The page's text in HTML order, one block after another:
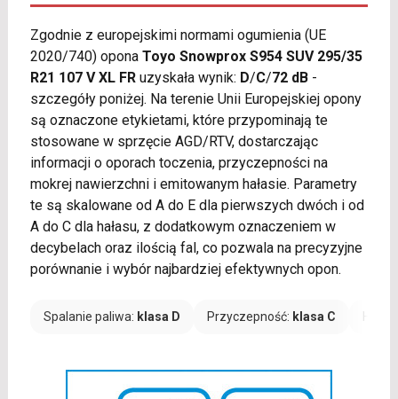
Zgodnie z europejskimi normami ogumienia (UE
2020/740) opona Toyo Snowprox S954 SUV 295/35
R21 107 V XL FRuzyskała wynik: D/C/72 dB-
szczegóły poniżej. Na terenie Unii Europejskiej opony
są oznaczone etykietami, które przypominają te
stosowane w sprzęcie AGD/RTV, dostarczając
informacji o oporach toczenia, przyczepności na
mokrej nawierzchni i emitowanym hałasie. Parametry
te są skalowane od A do E dla pierwszych dwóch i od
A do C dla hałasu, z dodatkowym oznaczeniem w
decybelach oraz ilością fal, co pozwala na precyzyjne
porównanie i wybór najbardziej efektywnych opon.
Spalanie paliwa: klasa D Przyczepność: klasa C